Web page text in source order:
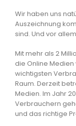
Wir haben uns
Auszeichnung
sind. Und vor
Mit mehr als 2
die Online
wichtigsten
Raum. Derzeit
Medien. Im Jahr
Verbrauchern
und das richtige